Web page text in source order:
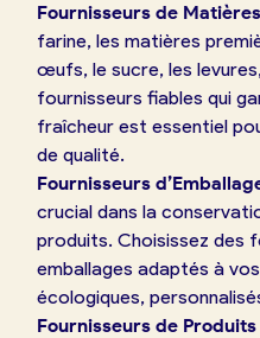
Fournisseurs de
farine, les matières
œufs, le sucre, les
fournisseurs fiables qui
fraîcheur est essentiel
de qualité.
Fournisseurs
crucial dans la
produits. Choisissez des
emballages adaptés à
écologiques,
Fournisseurs de Produits